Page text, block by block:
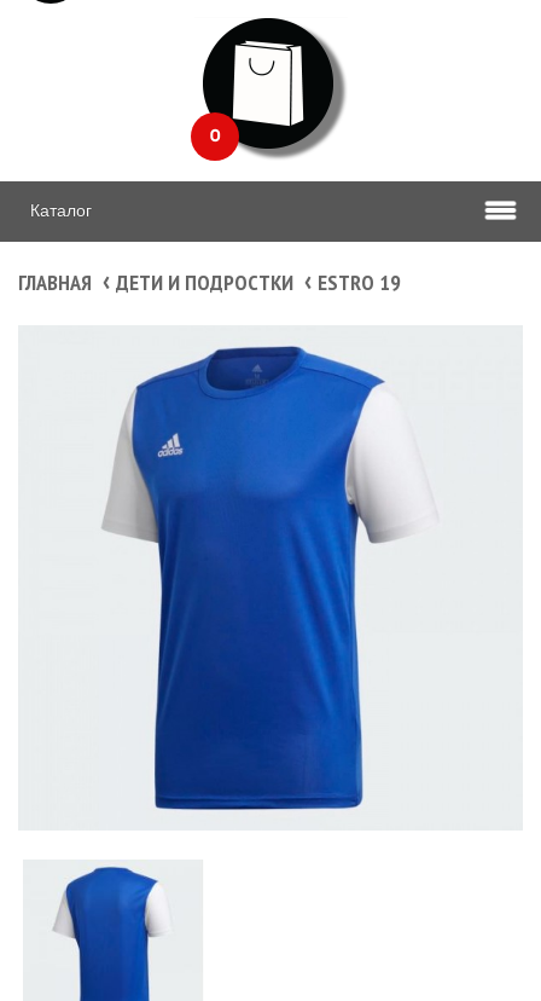
0
Каталог
ГЛАВНАЯ ДЕТИ И ПОДРОСТКИ ESTRO 19